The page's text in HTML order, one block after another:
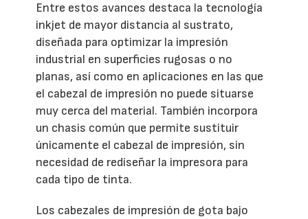
Entre estos avances destaca la tecnología
inkjet de mayor distancia al sustrato,
diseñada para optimizar la impresión
industrial en superficies rugosas o no
planas, así como en aplicaciones en las que
el cabezal de impresión no puede situarse
muy cerca del material. También incorpora
un chasis común que permite sustituir
únicamente el cabezal de impresión, sin
necesidad de rediseñar la impresora para
cada tipo de tinta.
Los cabezales de impresión de gota bajo